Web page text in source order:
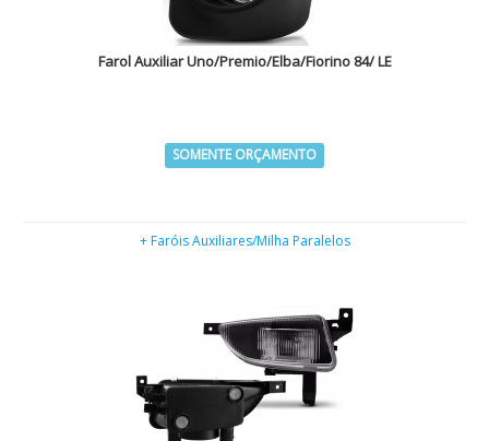
Farol Auxiliar Uno/Premio/Elba/Fiorino 84/ LE
SOMENTE ORÇAMENTO
+ Faróis Auxiliares/Milha Paralelos